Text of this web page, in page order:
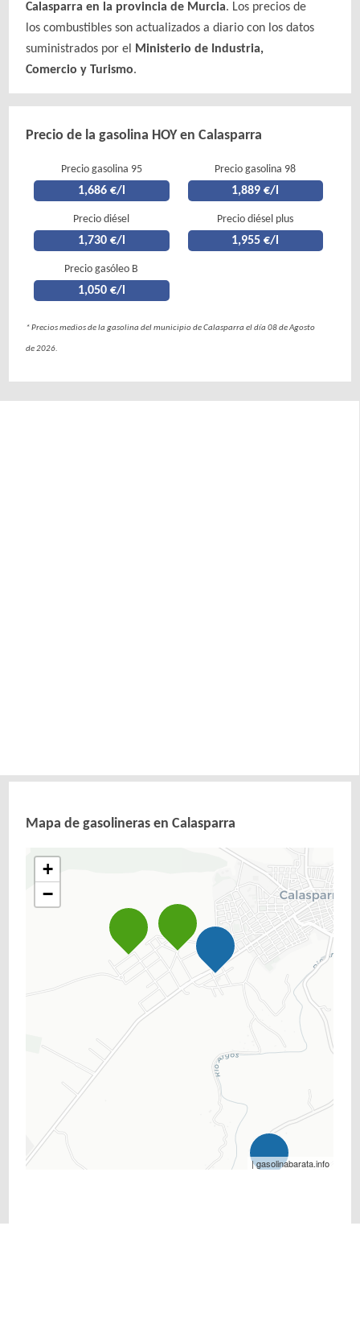
Calasparra en la provincia de Murcia. Los precios de
los combustibles son actualizados a diario con los datos
suministrados por el
Ministerio de Industria,
Comercio y Turismo.
Precio de la gasolina HOY en Calasparra
Precio gasolina 95
1,686 €/l
Precio gasolina 98
1,889 €/l
Precio diésel
1,730 €/l
Precio diésel plus
1,955 €/l
Precio gasóleo B
1,050 €/l
* Precios medios de la gasolina del municipio de Calasparra el día 08 de Agosto
de 2026.
Mapa de gasolineras en Calasparra
+
−
| gasolinabarata.info